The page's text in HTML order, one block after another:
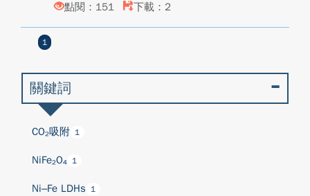
點閱：151
下載：2
1
關鍵詞
CO₂吸附 1
NiFe₂O₄ 1
Ni–Fe LDHs 1